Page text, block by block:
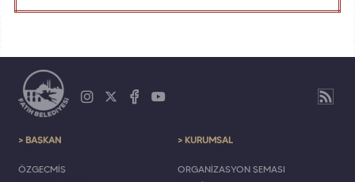
> BAŞKAN
ÖZGEÇMİŞ
> KURUMSAL
ORGANİZASYON ŞEMASI